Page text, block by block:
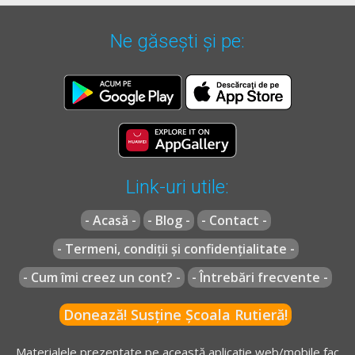
Chestionare auto drpciv categoria C explicate.
Ne găsești și pe:
Link-uri utile:
- Acasă - - Blog -
- Contact -
- Termeni, condiții și confidențialitate -
- Cum îmi creez un cont? -
- Întrebări frecvente -
Donează! Susține Școala Rutieră!